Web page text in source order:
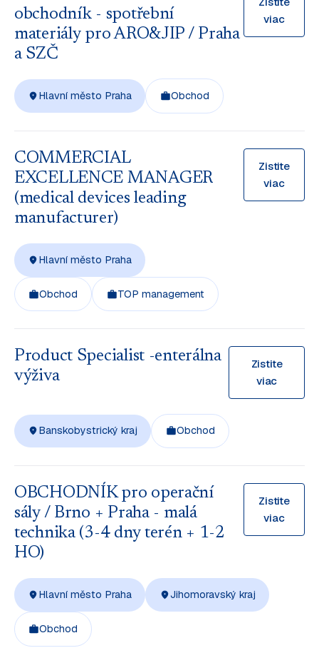
obchodník - spotřební
materiály pro ARO&JIP / Praha
a SZČ
viac
Hlavní město Praha Obchod
COMMERCIAL
EXCELLENCE MANAGER
(medical devices leading
manufacturer)
Zistite
viac
Hlavní město Praha
Obchod TOP management
Product Specialist -enterálna
výživa
Zistite
viac
Banskobystrický kraj Obchod
OBCHODNÍK pro operační
sály / Brno + Praha - malá
technika (3-4 dny terén + 1-2
HO)
Zistite
viac
Hlavní město Praha Jihomoravský kraj
Obchod